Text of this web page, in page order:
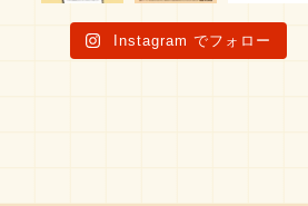
Instagram でフォロー